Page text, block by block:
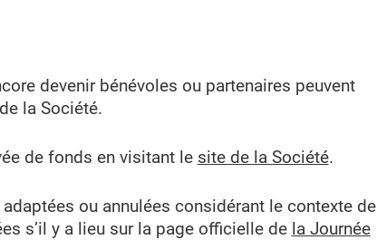
devenir bénévoles ou partenaires peuvent
la Société.
de fonds en visitant le site de la Société.
ou annulées considérant le contexte de
s’il y a lieu sur la page officielle de la Journée